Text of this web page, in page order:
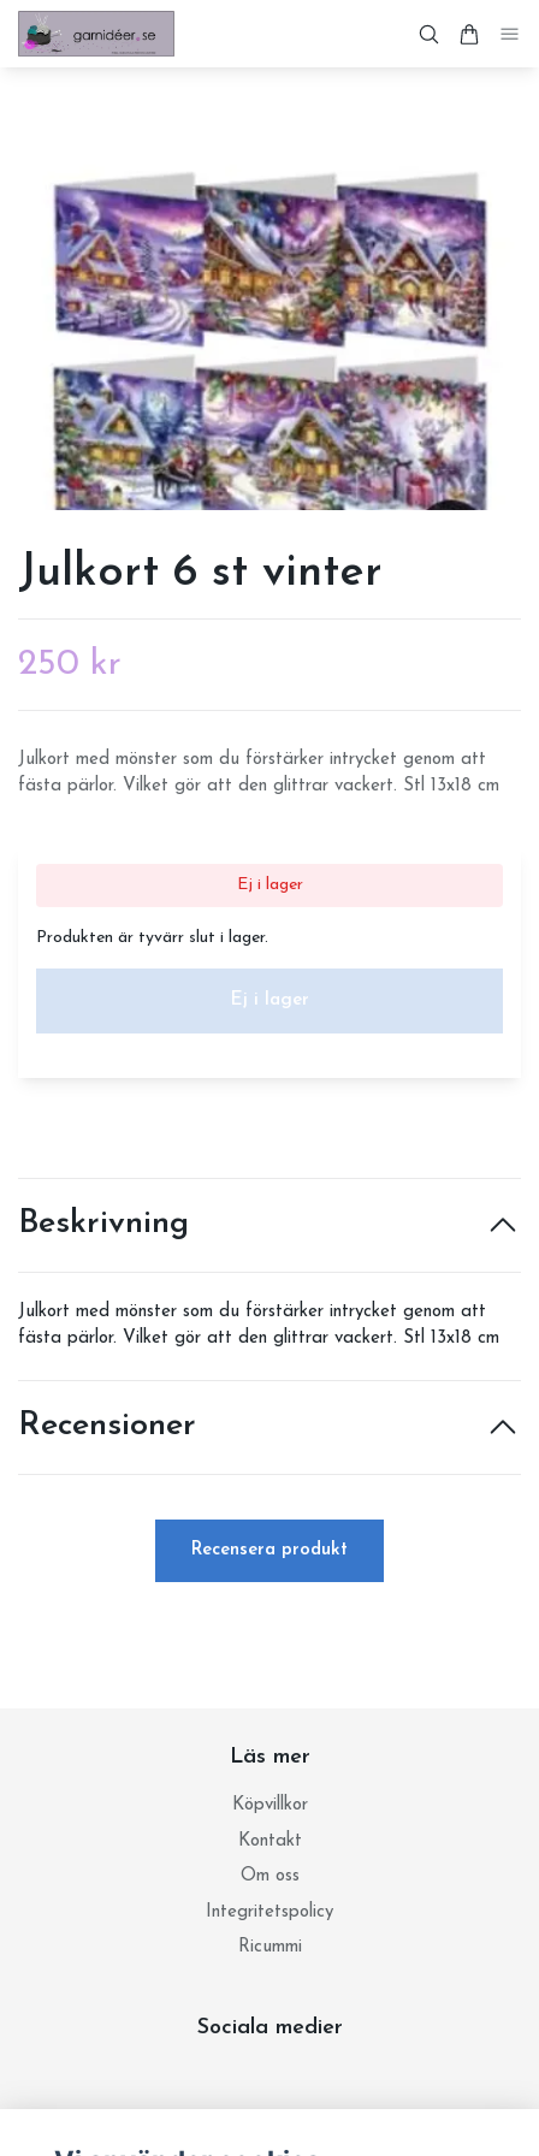
Julkort 6 st vinter
250 kr
Julkort med mönster som du förstärker intrycket genom att
fästa pärlor. Vilket gör att den glittrar vackert. Stl 13x18 cm
Ej i lager
Produkten är tyvärr slut i lager.
Ej i lager
Beskrivning
Julkort med mönster som du förstärker intrycket genom att
fästa pärlor. Vilket gör att den glittrar vackert. Stl 13x18 cm
Recensioner
Recensera produkt
Läs mer
Köpvillkor
Kontakt
Om oss
Integritetspolicy
Ricummi
Sociala medier